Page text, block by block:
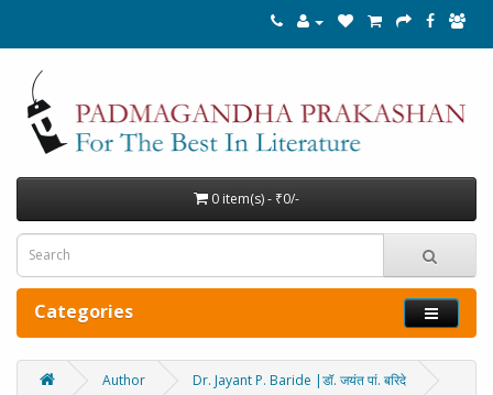
0 item(s) - ₹0/-
Categories
Author Dr. Jayant P. Baride |डॉ. जयंत पां. बरिदे